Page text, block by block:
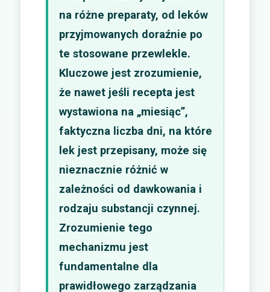
na różne preparaty, od leków
przyjmowanych doraźnie po
te stosowane przewlekle.
Kluczowe jest zrozumienie,
że nawet jeśli recepta jest
wystawiona na „miesiąc”,
faktyczna liczba dni, na które
lek jest przepisany, może się
nieznacznie różnić w
zależności od dawkowania i
rodzaju substancji czynnej.
Zrozumienie tego
mechanizmu jest
fundamentalne dla
prawidłowego zarządzania